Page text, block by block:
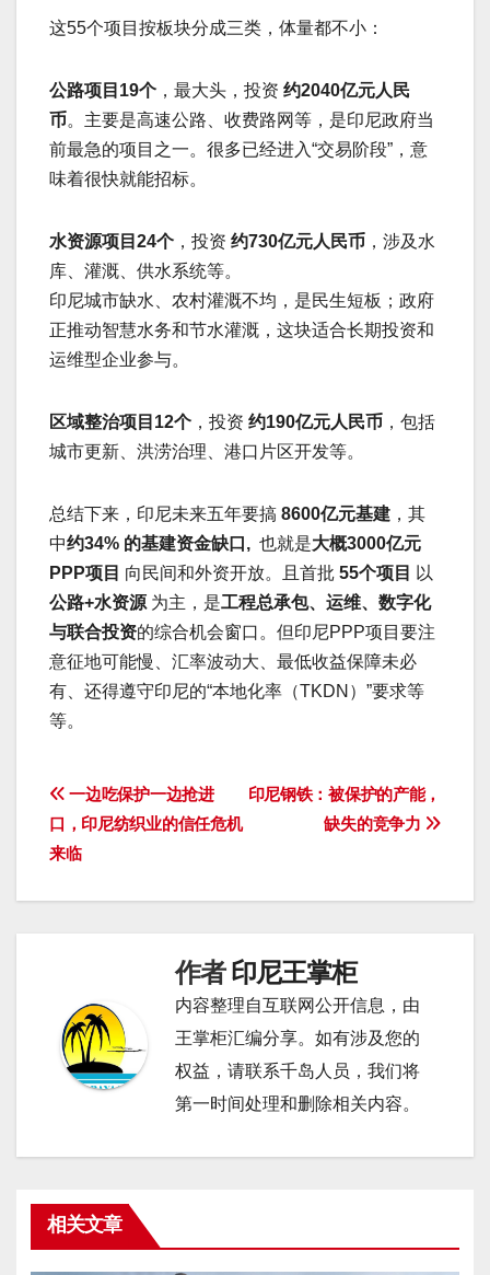
这55个项目按板块分成三类，体量都不小：
公路项目19个 ，最大头，投资 约2040亿元人民
币。主要是高速公路、收费路网等，是印尼政府当
前最急的项目之一。很多已经进入“交易阶段”，意
味着很快就能招标。
水资源项目24个 ，投资 约730亿元人民币 ，涉及水
库、灌溉、供水系统等。
印尼城市缺水、农村灌溉不均，是民生短板；政府
正推动智慧水务和节水灌溉，这块适合长期投资和
运维型企业参与。
区域整治项目12个 ，投资 约190亿元人民币 ，包括
城市更新、洪涝治理、港口片区开发等。
总结下来，印尼未来五年要搞 8600亿元基建 ，其
中约34% 的基建资金缺口, 也就是大概3000亿元
PPP项目 向民间和外资开放。且首批 55个项目
以
公路+水资源 为主，是工程总承包、运维、数字化
与联合投资的综合机会窗口。但印尼PPP项目要注
意征地可能慢、汇率波动大、最低收益保障未必
有、还得遵守印尼的“本地化率（TKDN）”要求等
等。
文
章
导
印尼钢铁：被保护的产能，
缺失的竞争力
一边吃保护一边抢进
口，印尼纺织业的信任危机
来临
作者印尼王掌柜
内容整理自互联网公开信息，由
王掌柜汇编分享。如有涉及您的
权益，请联系千岛人员，我们将
第一时间处理和删除相关内容。
相关文章